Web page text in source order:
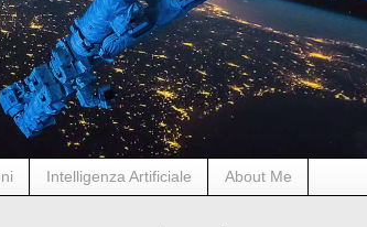
Intelligenza Artificiale About Me